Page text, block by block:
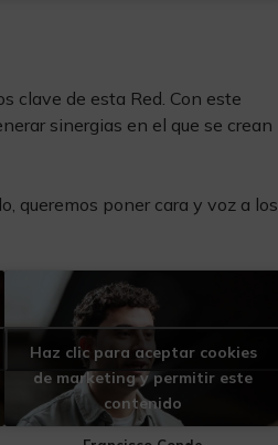
clave de esta Red. Con este
sinergias en el que se crean
queremos poner cara y voz a los
Haz clic para aceptar cookies
de marketing y permitir este
contenido